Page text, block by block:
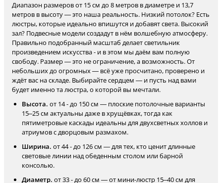
Диапазон размеров от 15 см до 8 метров в диаметре и 13,7
метров в высоту — это наша реальность. Низкий потолок? Есть
люстры, которые идеально впишутся и добавят света. Высокий
зал? Подвесные модели создадут в нём волшебную атмосферу.
Правильно подобранный масштаб делает светильник
произведением искусства - и в этом мы даём вам полную
свободу. Размер — это не ограничение, а возможность. От
небольших до огромных — всё уже просчитано, проверено и
ждёт вас на складе. Выбирайте сердцем — и пусть над вами
будет именно та люстра, о которой вы мечтали.
Высота. от 14 - до 150 см — плоские потолочные варианты
15–25 см актуальны даже в хрущёвках, тогда как
пятиметровые каскады идеальны для двухсветных холлов и
атриумов с дворцовым размахом.
Ширина. от 44 - до 126 см — для тех, кто ценит длинные
световые линии над обеденным столом или барной
консолью.
Диаметр. от 33 - до 60 см — от мини-люстр 15–40 см для